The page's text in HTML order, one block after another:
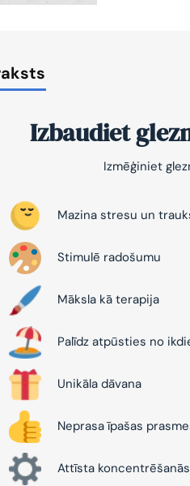
Izbaudiet
Izmēģiniet
Mazina stresu un
Stimulē radošumu
Māksla kā terapija
Palīdz atpūsties no
Unikāla dāvana
Neprasa īpašas
Attīsta